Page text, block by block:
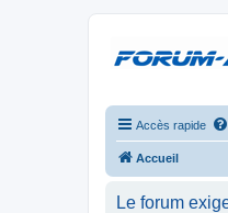
Accès rapide
Accueil
Le forum